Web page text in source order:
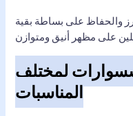
والحفاظ على بساطة بقية
لمختلف
المناسبات